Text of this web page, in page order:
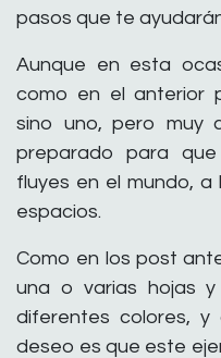
pasos que te
Aunque en esta
como en el anterior
sino uno, pero muy
preparado para
fluyes en el mundo,
espacios.
Como en los post
una o varias hojas
diferentes colores,
deseo es que este